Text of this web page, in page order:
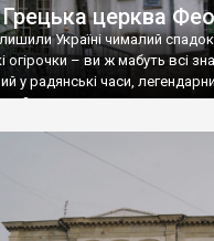
церква
Україні чималий
огірочки – ви ж мабуть всі
у радянські часи,